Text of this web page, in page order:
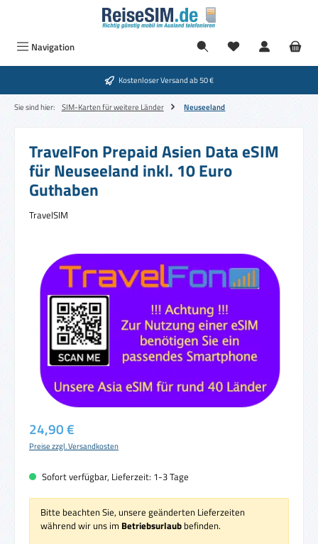
Zum Hauptinhalt springen
Navigation
Kostenloser Versand ab 50 €
Sie sind hier: SIM-Karten für weitere Länder Neuseeland
TravelFon Prepaid Asien Data eSIM
für Neuseeland inkl. 10 Euro
Guthaben
TravelSIM
Bildergalerie überspringen
Regulärer Preis:
24,90 €
Preise zzgl. Versandkosten
Sofort verfügbar, Lieferzeit: 1-3 Tage
Bitte beachten Sie, unsere geänderten Lieferzeiten
während wir uns im Betriebsurlaub befinden.